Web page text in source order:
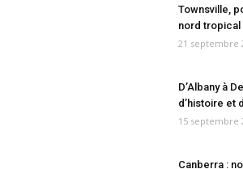
Townsville,
nord tropical
21 septembre
D’Albany à
d’histoire et
15 septembre
Canberra :